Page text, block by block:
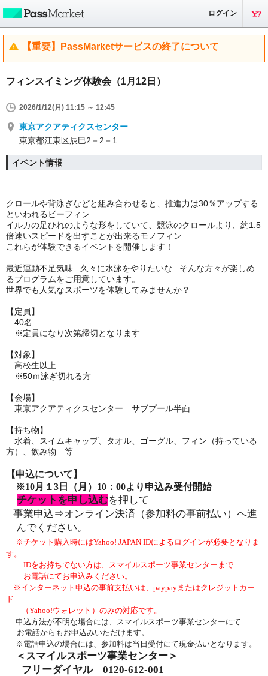
ログイン
【重要】PassMarketサービスの終了について
フィンスイミング体験会（1月12日）
2026/1/12(月) 11:15 ～ 12:45
東京アクアティクスセンター
東京都江東区辰巳2－2－1
イベント情報
クロールや背泳ぎなどと組み合わせると、推進力は30％アップする
といわれるビーフィン
イルカの足ひれのような形をしていて、競泳のクロールより、約1.5
倍速いスピードを出すことが出来るモノフィン
これらが体験できるイベントを開催します！
最近運動不足気味...久々に水泳をやりたいな...そんな方々が楽しめ
るプログラムをご用意しています。
世界でも人気なスポーツを体験してみませんか？
【定員】
40名
※定員になり次第締切となります
【対象】
高校生以上
※50ｍ泳ぎ切れる方
【会場】
東京アクアティクスセンター サブプール半面
【持ち物】
水着、スイムキャップ、タオル、ゴーグル、フィン（持っている
方）、飲み物 等
【申込について】
※10月１3日（月）10：00より申込み受付開始
チケットを申し込むを押して
事業申込⇒オンライン決済 （参加料の事前払い） へ進
んでください。
※チケット購入時にはYahoo! JAPAN IDによるログインが必要となりま
す。
IDをお持ちでない方は、スマイルスポーツ事業センターまで
お電話にてお申込みください。
※インターネット申込の事前支払いは、paypayまたはクレジットカー
ド
（Yahoo!ウォレット） のみの対応です。
申込方法が不明な場合には、スマイルスポーツ事業センターにて
お電話からもお申込みいただけます。
※電話申込の場合には、参加料は当日受付にて現金払いとなります。
＜スマイルスポーツ事業センター＞
フリーダイヤル 0120-612-001